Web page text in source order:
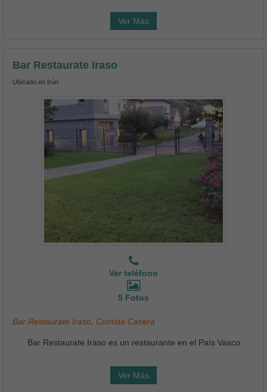
Ver Más
Bar Restaurate Iraso
Ubicado en Irún
Ver teléfono
5 Fotos
Bar Restaurate Iraso, Comida Casera
Bar Restaurate Iraso es un restaurante en el País Vasco
Ver Más